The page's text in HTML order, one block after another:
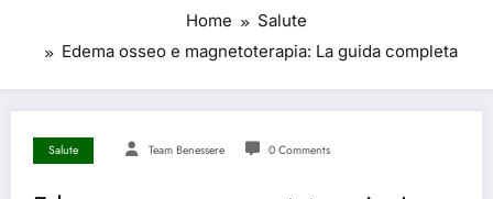
Home
Salute
Edema osseo e magnetoterapia: La guida completa
Salute Team Benessere 0 Comments